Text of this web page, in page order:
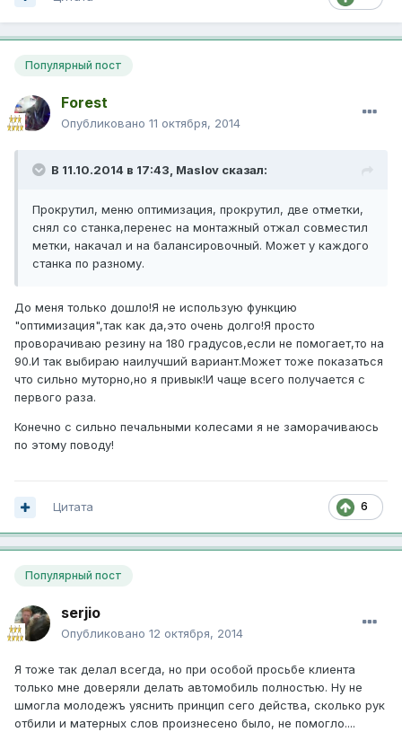
Популярный пост
Forest
Опубликовано 11 октября, 2014
В 11.10.2014 в 17:43, Maslov сказал:
Прокрутил, меню оптимизация, прокрутил, две отметки,
снял со станка,перенес на монтажный отжал совместил
метки, накачал и на балансировочный. Может у каждого
станка по разному.
До меня только дошло!Я не использую функцию
"оптимизация",так как да,это очень долго!Я просто
проворачиваю резину на 180 градусов,если не помогает,то на
90.И так выбираю наилучший вариант.Может тоже показаться
что сильно муторно,но я привык!И чаще всего получается с
первого раза.
Конечно с сильно печальными колесами я не заморачиваюсь
по этому поводу!
6
Цитата
Популярный пост
serjio
Опубликовано 12 октября, 2014
Я тоже так делал всегда, но при особой просьбе клиента
только мне доверяли делать автомобиль полностью. Ну не
шмогла молодежъ уяснить принцип сего действа, сколько рук
отбили и матерных слов произнесено было, не помогло....